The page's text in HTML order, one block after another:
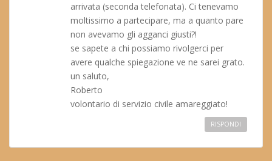
arrivata (seconda telefonata). Ci tenevamo
moltissimo a partecipare, ma a quanto pare
non avevamo gli agganci giusti?!
se sapete a chi possiamo rivolgerci per
avere qualche spiegazione ve ne sarei grato.
un saluto,
Roberto
volontario di servizio civile amareggiato!
RISPONDI